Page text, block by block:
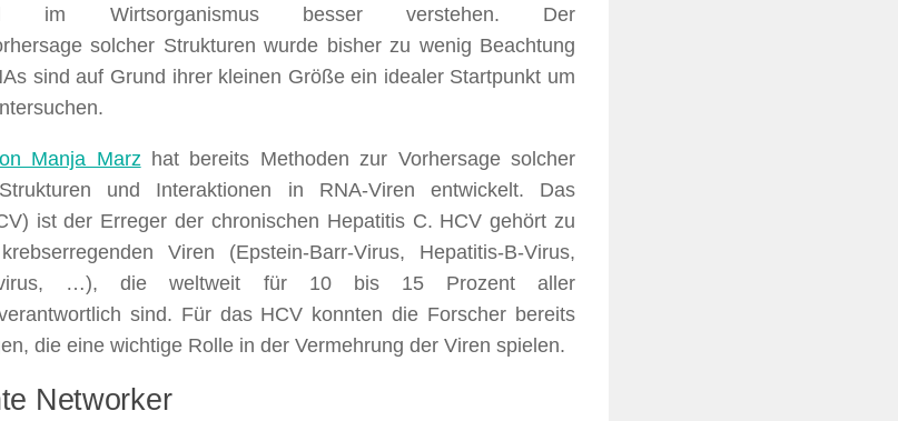
Wirtsorganismus besser verstehen. Der
solcher Strukturen wurde bisher zu wenig Beachtung
sind auf Grund ihrer kleinen Größe ein idealer Startpunkt um
Manja Marzhat bereits Methoden zur Vorhersage solcher
und Interaktionen in RNA-Viren entwickelt. Das
ist der Erreger der chronischen Hepatitis C. HCV gehört zu
Viren (Epstein-Barr-Virus, Hepatitis-B-Virus,
…), die weltweit für 10 bis 15 Prozent aller
sind. Für das HCV konnten die Forscher bereits
die eine wichtige Rolle in der Vermehrung der Viren spielen.
Networker